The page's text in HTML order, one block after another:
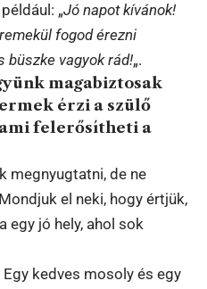
„Jó napot kívánok!
fogod érezni
büszke vagyok rád!„.
magabiztosak
érzi a szülő
felerősítheti a
megnyugtatni, de ne
el neki, hogy értjük,
egy jó hely, ahol sok
Egy kedves mosoly és egy